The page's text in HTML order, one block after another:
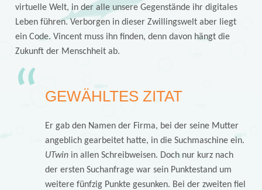
virtuelle Welt, in der alle unsere Gegenstände ihr digitales
Leben führen. Verborgen in dieser Zwillingswelt aber liegt
ein Code. Vincent muss ihn finden, denn davon hängt die
Zukunft der Menschheit ab.
GEWÄHLTES ZITAT
Er gab den Namen der Firma, bei der seine Mutter
angeblich gearbeitet hatte, in die Suchmaschine ein.
UTwinin allen Schreibweisen. Doch nur kurz nach
der ersten Suchanfrage war sein Punktestand um
weitere fünfzig Punkte gesunken. Bei der zweiten fiel